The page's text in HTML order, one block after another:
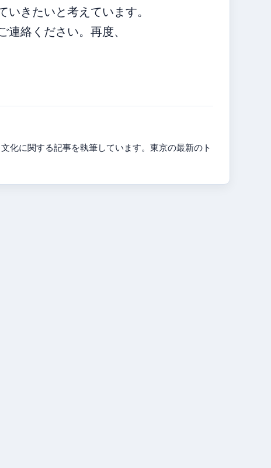
きたいと考えています。
絡ください。再度、
化に関する記事を執筆しています。東京の最新のト